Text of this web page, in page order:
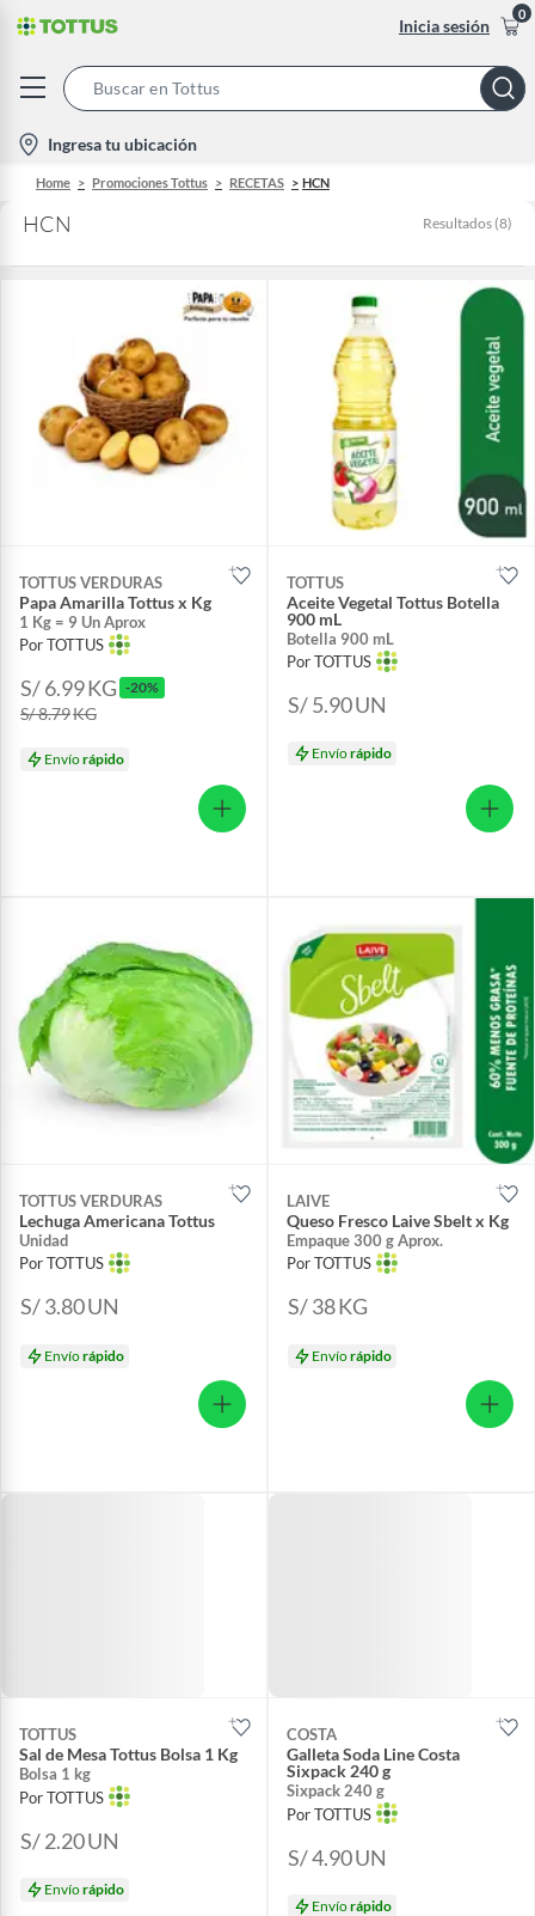
Inicia sesión
0
Bar
location-
icon
Ingresa tu ubicación
Home Promociones Tottus RECETAS HCN
HCN Resultados (8)
TOTTUS VERDURAS
Papa Amarilla Tottus x Kg
1 Kg = 9 Un Aprox
Por TOTTUS
S/ 6.99KG -20%
S/ 8.79KG
Envíorápido
TOTTUS
Aceite Vegetal Tottus Botella
900 mL
Botella 900 mL
Por TOTTUS
S/ 5.90UN
Envíorápido
TOTTUS VERDURAS
Lechuga Americana Tottus
Unidad
Por TOTTUS
S/ 3.80UN
Envíorápido
LAIVE
Queso Fresco Laive Sbelt x Kg
Empaque 300 g Aprox.
Por TOTTUS
S/ 38KG
Envíorápido
TOTTUS
Sal de Mesa Tottus Bolsa 1 Kg
Bolsa 1 kg
Por TOTTUS
S/ 2.20UN
Envíorápido
COSTA
Galleta Soda Line Costa
Sixpack 240 g
Sixpack 240 g
Por TOTTUS
S/ 4.90UN
Envíorápido